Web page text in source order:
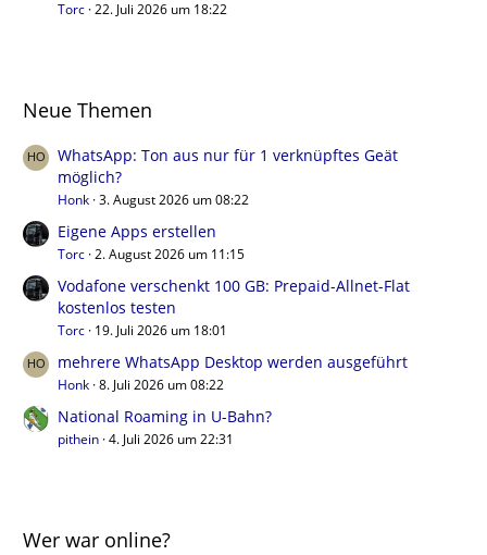
Torc 22. Juli 2026 um 18:22
Neue Themen
WhatsApp: Ton aus nur für 1 verknüpftes Geät
möglich?
Honk 3. August 2026 um 08:22
Eigene Apps erstellen
Torc 2. August 2026 um 11:15
Vodafone verschenkt 100 GB: Prepaid-Allnet-Flat
kostenlos testen
Torc 19. Juli 2026 um 18:01
mehrere WhatsApp Desktop werden ausgeführt
Honk 8. Juli 2026 um 08:22
National Roaming in U-Bahn?
pithein 4. Juli 2026 um 22:31
Wer war online?